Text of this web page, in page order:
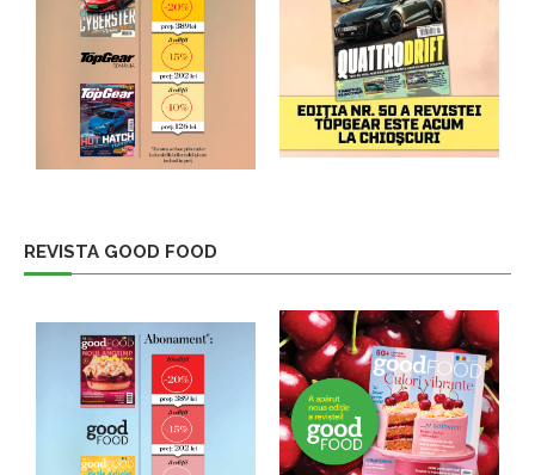
REVISTA GOOD FOOD